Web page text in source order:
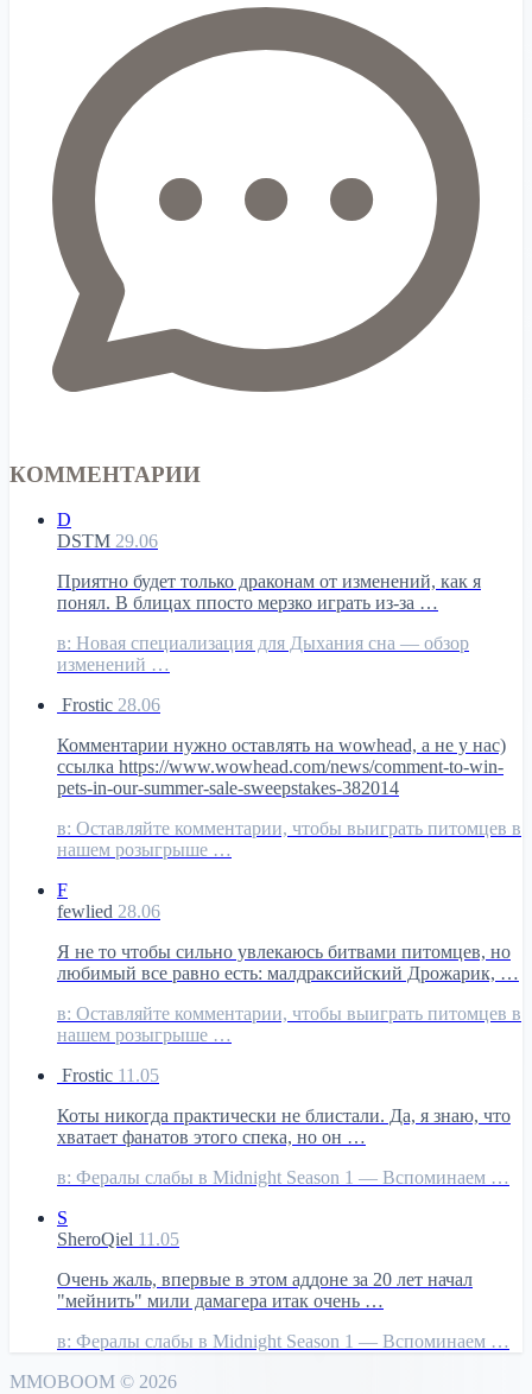
КОММЕНТАРИИ
D
DSTM 29.06
Приятно будет только драконам от изменений, как я
понял. В блицах ппосто мерзко играть из-за …
в: Новая специализация для Дыхания сна — обзор
изменений …
Frostic 28.06
Комментарии нужно оставлять на wowhead, а не у нас)
ссылка https://www.wowhead.com/news/comment-to-win-
pets-in-our-summer-sale-sweepstakes-382014
в: Оставляйте комментарии, чтобы выиграть питомцев в
нашем розыгрыше …
F
fewlied 28.06
Я не то чтобы сильно увлекаюсь битвами питомцев, но
любимый все равно есть: малдраксийский Дрожарик, …
в: Оставляйте комментарии, чтобы выиграть питомцев в
нашем розыгрыше …
Frostic 11.05
Коты никогда практически не блистали. Да, я знаю, что
хватает фанатов этого спека, но он …
в: Фералы слабы в Midnight Season 1 — Вспоминаем …
S
SheroQiel 11.05
Очень жаль, впервые в этом аддоне за 20 лет начал
"мейнить" мили дамагера итак очень …
в: Фералы слабы в Midnight Season 1 — Вспоминаем …
MMOBOOM © 2026